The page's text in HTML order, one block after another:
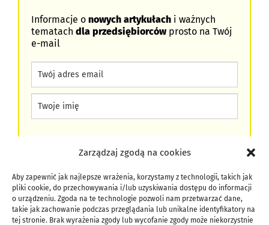
Zarządzaj zgodą na cookies
Aby zapewnić jak najlepsze wrażenia, korzystamy z technologii, takich jak
pliki cookie, do przechowywania i/lub uzyskiwania dostępu do informacji
o urządzeniu. Zgoda na te technologie pozwoli nam przetwarzać dane,
takie jak zachowanie podczas przeglądania lub unikalne identyfikatory na
tej stronie. Brak wyrażenia zgody lub wycofanie zgody może niekorzystnie
Informacje o nowych artykułach i ważnych
tematach dla przedsiębiorców prosto na Twój
e-mail